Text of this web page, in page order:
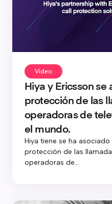
Video
Hiya y Ericsson se
protección de las
operadoras de
el mundo.
Hiya tiene se ha
protección de las
operadoras de...